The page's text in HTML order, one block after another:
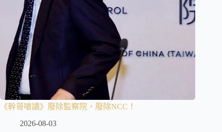
《幹哥嗆讀》廢除監察院，廢除NCC！
2026-08-03